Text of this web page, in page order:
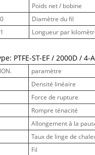
Poids net / bobine
Diamètre du fil
Longueur par
PTFE-ST-EF / 2000D / 4-A
paramètre
Densité linéaire
Force de rupture
Rompre ténacité
Allongement à la
Taux de linge de
Fil